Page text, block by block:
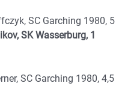
SC Garching 1980, 5
SK Wasserburg, 1
SC Garching 1980, 4,5